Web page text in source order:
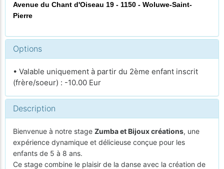
Avenue du Chant d'Oiseau 19 - 1150 - Woluwe-Saint-
Pierre
Options
• Valable uniquement à partir du 2ème enfant inscrit
(frère/soeur) : -10.00 Eur
Description
Bienvenue à notre stage Zumba et Bijoux créations, une
expérience dynamique et délicieuse conçue pour les
enfants de 5 à 8 ans.
Ce stage combine le plaisir de la danse avec la création de